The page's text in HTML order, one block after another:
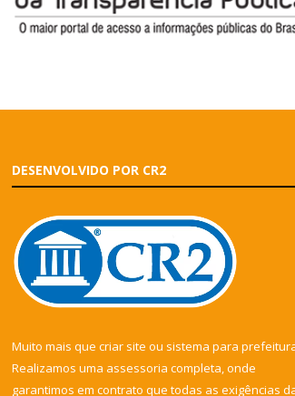
DESENVOLVIDO POR CR2
Muito mais que criar site ou sistema para
Realizamos uma assessoria completa, onde
garantimos em contrato que todas as exigências